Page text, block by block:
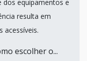
dos equipamentos e
resulta em
acessíveis.
escolher o...